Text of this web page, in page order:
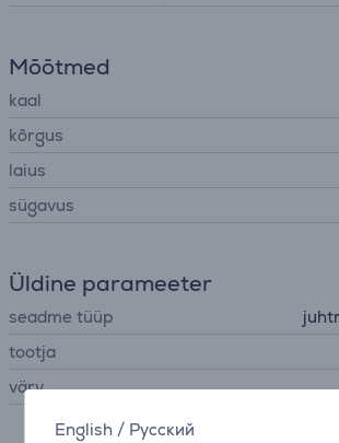
English / Русский
Mõõtmed
kaal
kõrgus
laius
sügavus
Üldine parameeter
seadme tüüp
tootja
värv